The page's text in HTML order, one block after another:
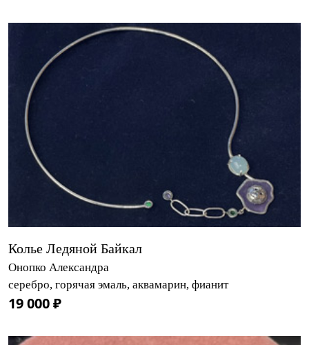
Колье Ледяной Байкал
Онопко Александра
серебро, горячая эмаль, аквамарин, фианит
19 000 ₽